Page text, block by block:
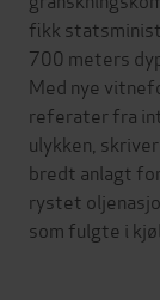
fikk
700 meters
Med nye
referater fra
ulykken,
bredt anlagt
rystet